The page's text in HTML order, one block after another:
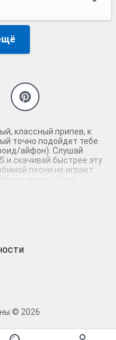
классный припев, к
точно подойдет тебе
айфон). Слушай
и скачивай быстрее эту
песни не играет
на звонке. Будь
музыки и оценит
m4r мелодию на айфон
звонка. Соловей -
которые зацепят
© 2026